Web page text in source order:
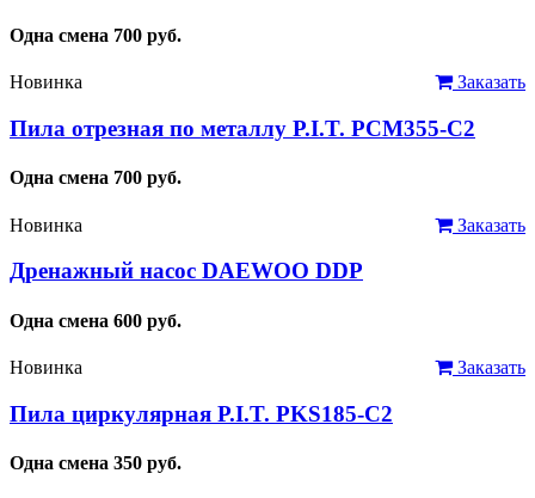
Одна смена 700 руб.
Заказать
Новинка
Пила отрезная по металлу P.I.T. PCM355-C2
Одна смена 700 руб.
Заказать
Новинка
Дренажный насос DAEWOO DDP
Одна смена 600 руб.
Заказать
Новинка
Пила циркулярная P.I.T. PKS185-C2
Одна смена 350 руб.